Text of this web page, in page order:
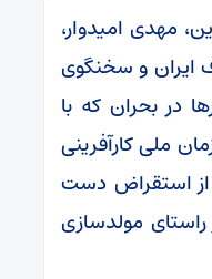
مهدی امیدوار،
ایران و سخنگوی
در بحران که با
ملی کارآفرینی
از استقراض دست
مولدسازی